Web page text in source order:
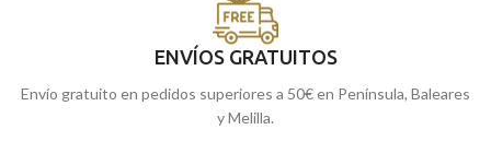
ENVÍOS GRATUITOS
Envío gratuito en pedidos superiores a 50€ en Península, Baleares
y Melilla.